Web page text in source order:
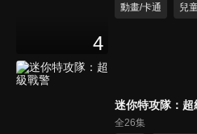
4
動畫/卡通
兒
迷你特攻隊：超
全26集